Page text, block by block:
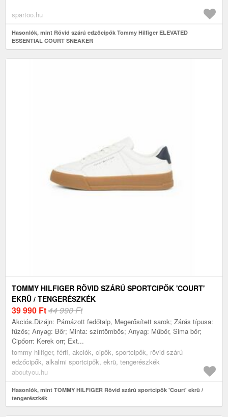
spartoo.hu
Hasonlók, mint Rövid szárú edzőcipők Tommy Hilfiger ELEVATED
ESSENTIAL COURT SNEAKER
TOMMY HILFIGER RÖVID SZÁRÚ SPORTCIPŐK 'COURT'
EKRÜ / TENGERÉSZKÉK
39 990 Ft44 990 Ft
Akciós.Dizájn: Párnázott fedőtalp, Megerősített sarok; Zárás típusa:
fűzős; Anyag: Bőr; Minta: színtömbös; Anyag: Műbőr, Sima bőr;
Cipőorr: Kerek orr; Ext...
tommy hilfiger, férfi, akciók, cipők, sportcipők, rövid szárú
edzőcipők, alkalmi sportcipők, ekrü, tengerészkék
aboutyou.hu
Hasonlók, mint TOMMY HILFIGER Rövid szárú sportcipők 'Court' ekrü /
tengerészkék